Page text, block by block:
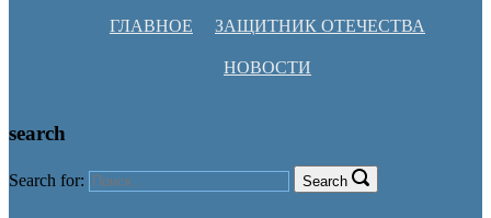
ГЛАВНОЕ ЗАЩИТНИК ОТЕЧЕСТВА
НОВОСТИ
search
Search for: Search